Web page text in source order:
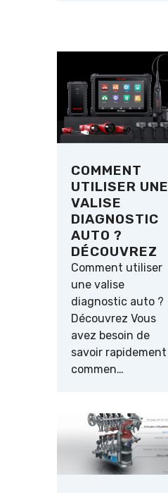
COMMENT
UTILISER UNE
VALISE
DIAGNOSTIC
AUTO ?
DÉCOUVREZ
Comment utiliser
une valise
diagnostic auto ?
Découvrez Vous
avez besoin de
savoir rapidement
commen…